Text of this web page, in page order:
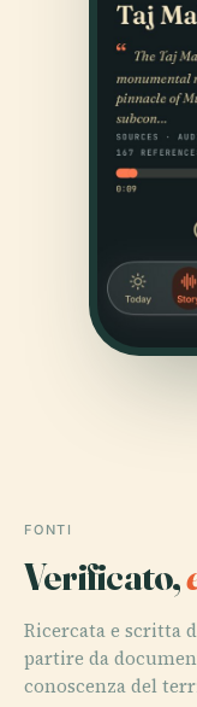
FONTI
Verificato,
Ricercata e scritta
partire da
conoscenza del